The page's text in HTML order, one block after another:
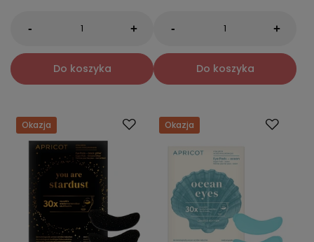
- +
Do koszyka
- +
Do koszyka
Okazja Okazja